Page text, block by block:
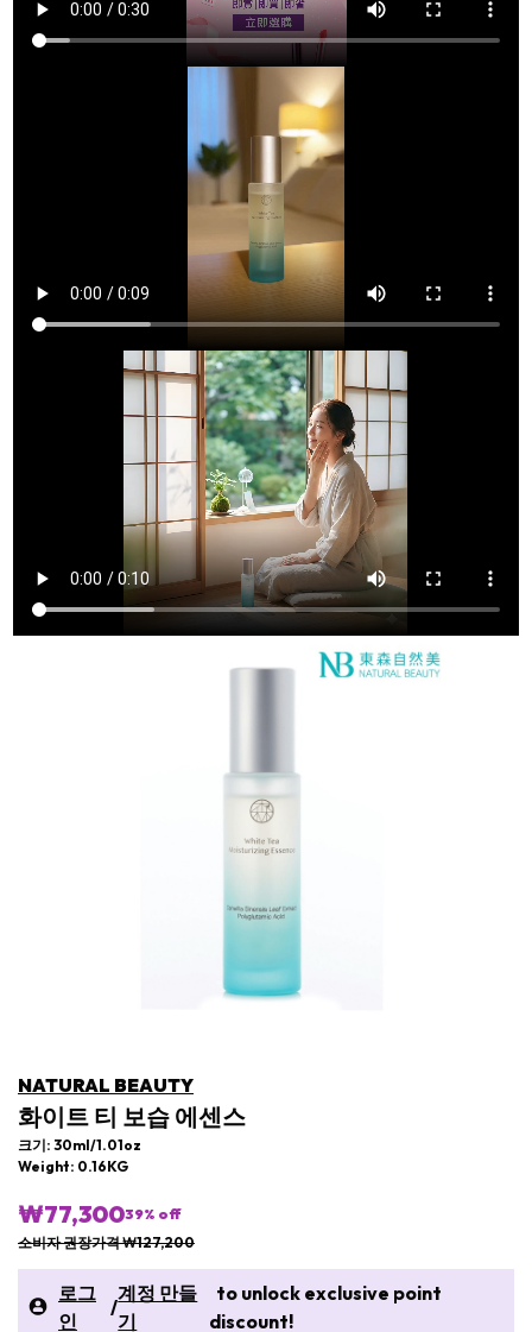
NATURAL BEAUTY
화이트 티 보습 에센스
크기: 30ml/1.01oz
Weight: 0.16KG
₩77,30039% off
소비자 권장가격 ₩127,200
로그
인
/
계정 만들
기
to unlock exclusive point
discount!